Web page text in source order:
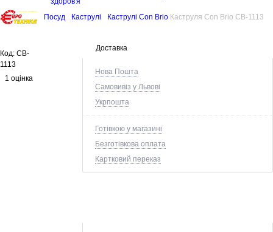
Посуд Каструлі Каструлі Con Brio Каструля Con Brio CB-1113
Доставка
Нова Пошта
Самовивіз у Львові
Укрпошта
Готівкою у магазині
Безготівкова оплата
Картковий переказ
Код: CB-
1113
1 оцінка